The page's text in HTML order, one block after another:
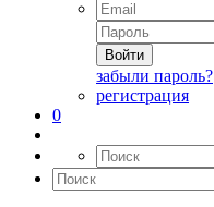
Войти
забыли пароль?
регистрация
0